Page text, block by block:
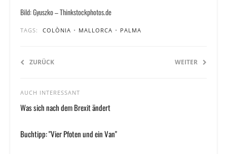
Bild: Gyuszko – Thinkstockphotos.de
TAGS: COLÒNIA • MALLORCA • PALMA
ZURÜCK WEITER
AUCH INTERESSANT
Was sich nach dem Brexit ändert
Buchtipp: "Vier Pfoten und ein Van"